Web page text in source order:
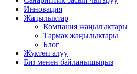
Инновация
Жаңылыктар
Компания жаңылыктары
Тармак жаңылыктары
Блог
Жүктөп алуу
Биз менен байланышыңыз